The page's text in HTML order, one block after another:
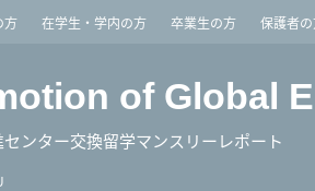
方 在学生・学内の方 卒業生の方 保護者
of Global
ンター交換留学マンスリーレポート